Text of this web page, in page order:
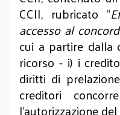
CCII, rubricato “
accesso al
cui a partire dalla
ricorso - i) i
diritti di
creditori